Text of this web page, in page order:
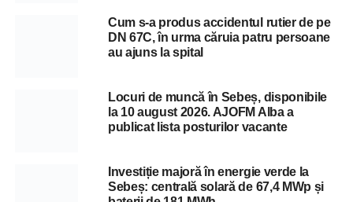
Cum s-a produs accidentul rutier de pe
DN 67C, în urma căruia patru persoane
au ajuns la spital
Locuri de muncă în Sebeș, disponibile
la 10 august 2026. AJOFM Alba a
publicat lista posturilor vacante
Investiție majoră în energie verde la
Sebeș: centrală solară de 67,4 MWp și